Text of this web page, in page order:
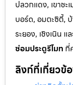
ปลวกแดง, เขาช
บอร์ด, อมตะซิตี้,
ระยอง, เชิงเนิน
ซ่อมประตูรีโมท ที่
ลิงก์ที่เกี่ยวข้